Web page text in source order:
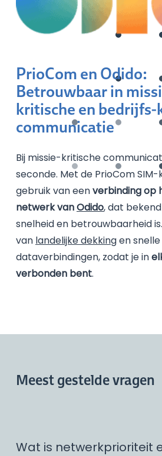
PrioCom en Odido:
Betrouwbaar in
kritische en
communicatie
Bij missie-kritische
seconde. Met de PrioCom
gebruik van eenverbinding op
netwerk vanOdido, dat
snelheid en betrouwbaarheid
van landelijke dekkingen snelle
dataverbindingen, zodat je in
verbonden bent.
Meest gestelde vragen
Wat is netwerkprioriteit